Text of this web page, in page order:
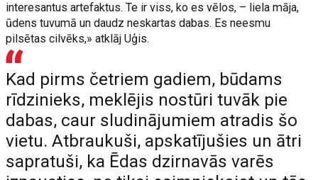
interesantus artefaktus. Te ir viss, ko es vēlos, – liela māja,
ūdens tuvumā un daudz neskartas dabas. Es neesmu
pilsētas cilvēks,» atklāj Uģis.
Kad pirms četriem gadiem, būdams
rīdzinieks, meklējis nostūri tuvāk pie
dabas, caur sludinājumiem atradis šo
vietu. Atbraukuši, apskatījušies un ātri
sapratuši, ka Ēdas dzirnavās varēs